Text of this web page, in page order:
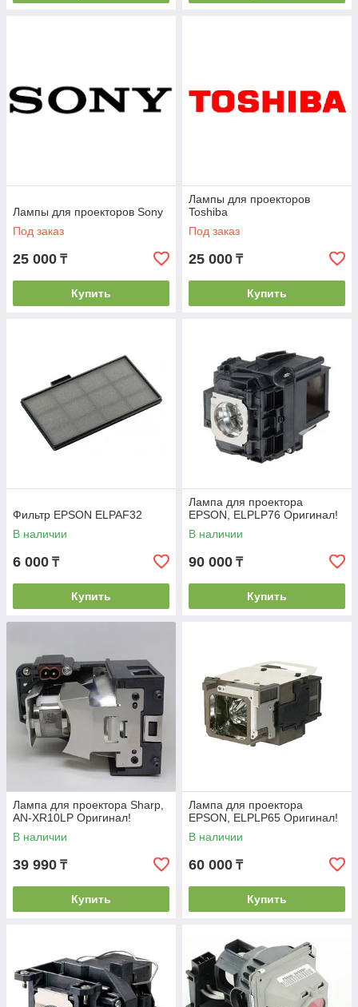
Лампы для проекторов Sony
Под заказ
25 000 ₸
Купить
Лампы для проекторов
Toshiba
Под заказ
25 000 ₸
Купить
Фильтр EPSON ELPAF32
В наличии
6 000 ₸
Купить
Лампа для проектора
EPSON, ELPLP76 Оригинал!
В наличии
90 000 ₸
Купить
Лампа для проектора Sharp,
AN-XR10LP Оригинал!
В наличии
39 990 ₸
Купить
Лампа для проектора
EPSON, ELPLP65 Оригинал!
В наличии
60 000 ₸
Купить